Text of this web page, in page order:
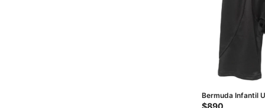
Bermuda Infantil
Kids - Negro
$890